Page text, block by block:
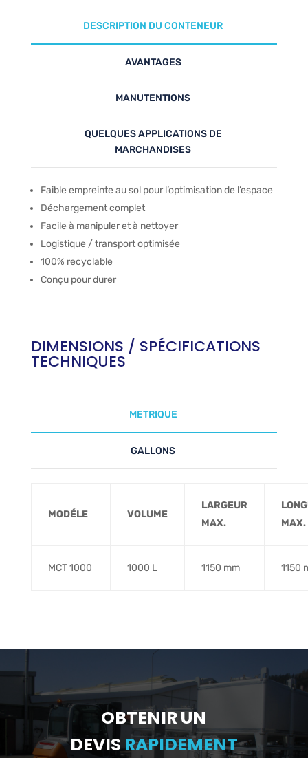
DESCRIPTION DU CONTENEUR
AVANTAGES
MANUTENTIONS
QUELQUES APPLICATIONS DE
MARCHANDISES
Faible empreinte au sol pour l’optimisation de l’espace
Déchargement complet
Facile à manipuler et à nettoyer
Logistique / transport optimisée
100% recyclable
Conçu pour durer
DIMENSIONS / SPÉCIFICATIONS
TECHNIQUES
METRIQUE
GALLONS
MODÉLE.. VOLUME
LARGEUR
MAX.
MAX.
MCT 1000 1000 L 1150 mm 1150
OBTENIR UN
DEVISRAPIDEMENT